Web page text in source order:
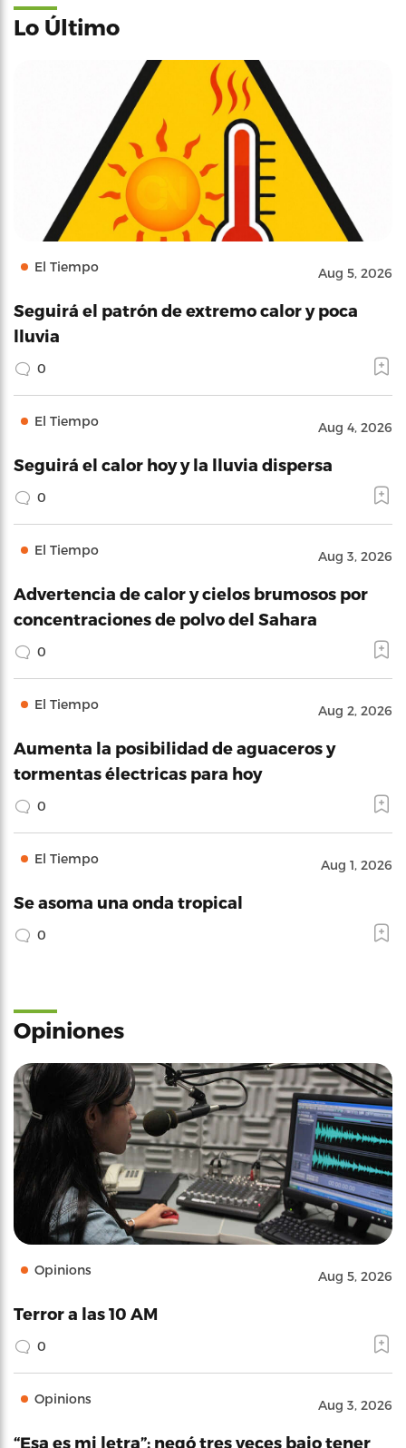
Lo Último
El Tiempo Aug 5, 2026
Seguirá el patrón de extremo calor y poca
lluvia
0
El Tiempo Aug 4, 2026
Seguirá el calor hoy y la lluvia dispersa
0
El Tiempo Aug 3, 2026
Advertencia de calor y cielos brumosos por
concentraciones de polvo del Sahara
0
El Tiempo Aug 2, 2026
Aumenta la posibilidad de aguaceros y
tormentas électricas para hoy
0
El Tiempo Aug 1, 2026
Se asoma una onda tropical
0
Opiniones
Opinions Aug 5, 2026
Terror a las 10 AM
0
Opinions Aug 3, 2026
“Esa es mi letra”: negó tres veces bajo tener